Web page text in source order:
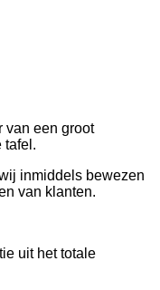
van een groot
tafel.
inmiddels bewezen
van klanten.
uit het totale